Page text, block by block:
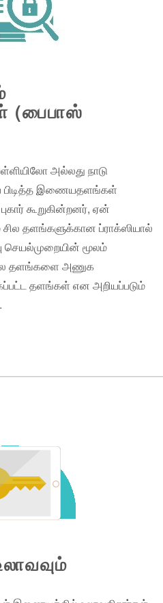
அல்லது நாடு
பிடித்த இணையதளங்கள்
கூறுகின்றனர், ஏன்
தளங்களுக்கான ப்ராக்ஸியால்
செயல்முறையின் மூலம்
தளங்களை அணுக
தளங்கள் என அறியப்படும்